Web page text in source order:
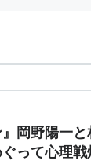
岡野陽一
って心理